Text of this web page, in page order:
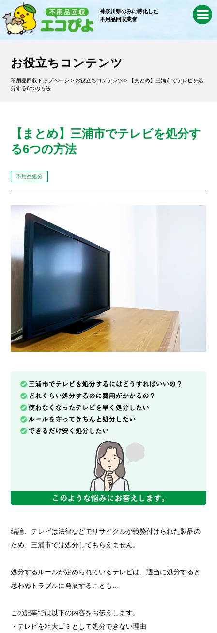
神奈川県のみに特化した
不用品回収業者
お役立ちコンテンツ
不用品回収トップページ > お役立ちコンテンツ > 【まとめ】三浦市でテレビを処
分する6つの方法
【まとめ】三浦市でテレビを処分す
る6つの方法
不用品処分
結論、テレビは法律などでリサイクルが義務付けられた製品の
ため、三浦市では処分してもらえません。
処分するルールが定められているテレビは、適当に処分すると
思わぬトラブルに発展することも…
この記事では以下の内容をお伝えします。
・テレビを粗大ゴミとして処分できない理由